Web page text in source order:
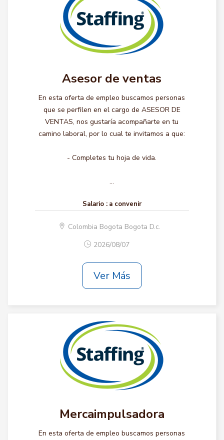
Asesor de ventas
En esta oferta de empleo buscamos personas
que se perfilen en el cargo de ASESOR DE
VENTAS, nos gustaría acompañarte en tu
camino laboral, por lo cual te invitamos a que:
- Completes tu hoja de vida.
...
Salario : a convenir
Colombia Bogota Bogota D.c.
2026/08/07
Ver Más
Mercaimpulsadora
En esta oferta de empleo buscamos personas